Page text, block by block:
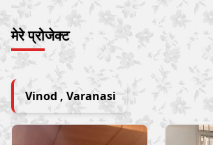
मेरे प्रोजेक्ट
Vinod , Varanasi